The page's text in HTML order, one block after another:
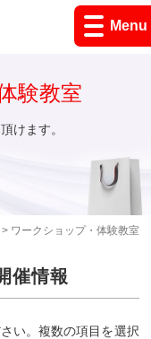
Menu
> ワークショップ・体験教室
験教室
けます。
催情報
い。複数の項目を選択